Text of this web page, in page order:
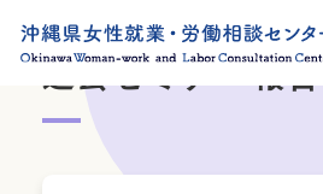
過去セミナー報告